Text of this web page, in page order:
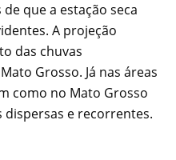
que a estação seca
A projeção
das chuvas
Grosso. Já nas áreas
como no Mato Grosso
dispersas e recorrentes.